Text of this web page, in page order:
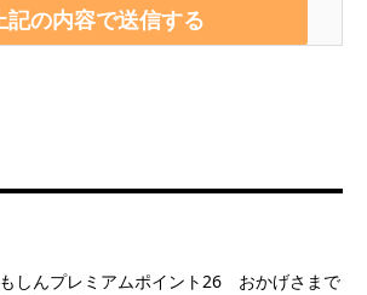
しんプレミアムポイント26 おかげさまで